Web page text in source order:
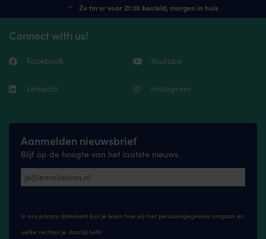
Zo tm vr voor 21:30 besteld, morgen in huis
Connect with us!
Facebook Youtube
Linkedin Instagram
Aanmelden nieuwsbrief
Blijf op de hoogte van het laatste nieuws.
In ons privacy statement kun je lezen hoe wij met persoonsgegevens omgaan en
welke rechten je daarbij hebt.